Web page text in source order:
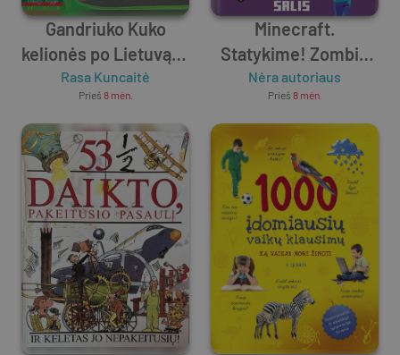
Gandriuko Kuko
kelionės po Lietuvą. 3
knyga
Rasa Kuncaitė
Prieš 8 mėn.
Minecraft.
Statykime! Zombių
šalis
Nėra autoriaus
Prieš 8 mėn.